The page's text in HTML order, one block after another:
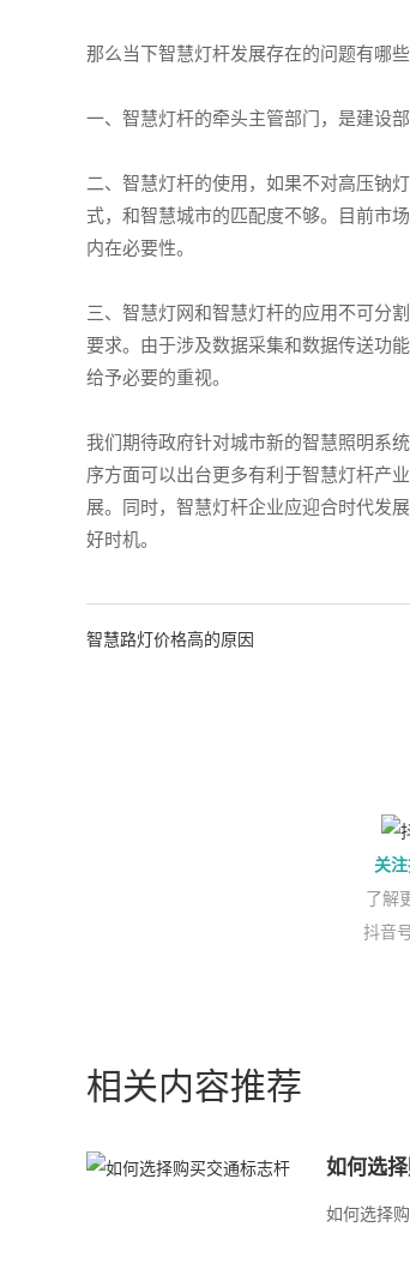
那么当下智慧灯杆发展存在的问题有哪些
一、智慧灯杆的牵头主管部门，是建设
二、智慧灯杆的使用，如果不对高压钠
式，和智慧城市的匹配度不够。目前市
内在必要性。
三、智慧灯网和智慧灯杆的应用不可分
要求。由于涉及数据采集和数据传送功
给予必要的重视。
我们期待政府针对城市新的智慧照明系
序方面可以出台更多有利于智慧灯杆产
展。同时，智慧灯杆企业应迎合时代发
好时机。
智慧路灯价格高的原因
关
了解
抖音
相关内容推荐
如何选
如何选择